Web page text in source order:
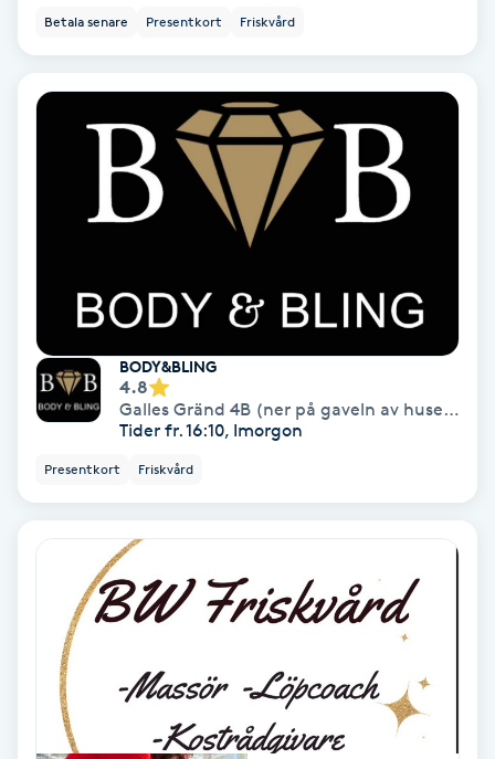
Fotmassage
Fotsvamp
Fransfärgning
Fransförlängning
Fransförlängning Megavolym
Fransk manikyr
Fransrengöring
Frekvensterapi
Betala senare Presentkort Friskvård
BODY&BLING
4.8
Galles Gränd 4B (ner på gaveln av huset)
Tider fr. 16:10, Imorgon
Presentkort Friskvård